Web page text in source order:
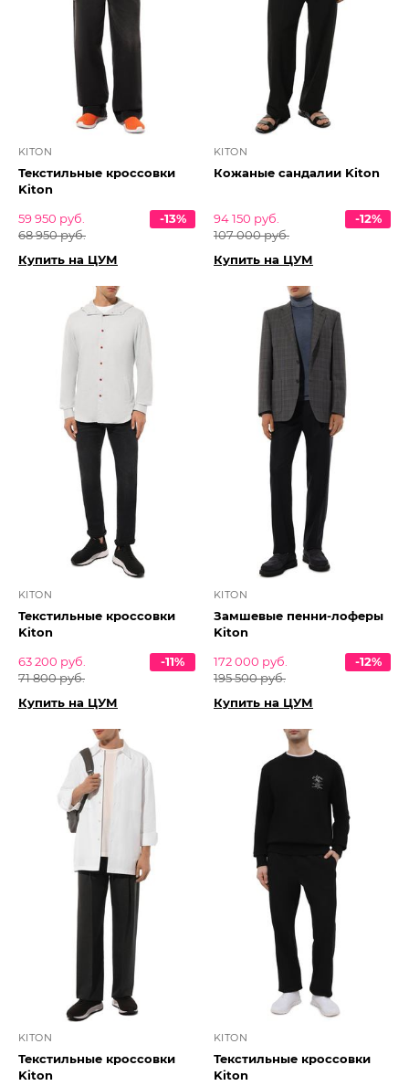
KITON
Текстильные кроссовки
Kiton
59 950 руб.
68 950 руб.
-13%
Купить на ЦУМ
KITON
Кожаные сандалии Kiton
94 150 руб.
107 000 руб.
-12%
Купить на ЦУМ
KITON
Текстильные кроссовки
Kiton
63 200 руб.
71 800 руб.
-11%
Купить на ЦУМ
KITON
Замшевые пенни-лоферы
Kiton
172 000 руб.
195 500 руб.
-12%
Купить на ЦУМ
KITON
Текстильные кроссовки
Kiton
KITON
Текстильные кроссовки
Kiton